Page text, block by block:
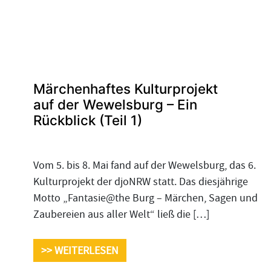
Märchenhaftes Kulturprojekt
auf der Wewelsburg – Ein
Rückblick (Teil 1)
Vom 5. bis 8. Mai fand auf der Wewelsburg, das 6.
Kulturprojekt der djoNRW statt. Das diesjährige
Motto „Fantasie@the Burg – Märchen, Sagen und
Zaubereien aus aller Welt“ ließ die […]
>> WEITERLESEN